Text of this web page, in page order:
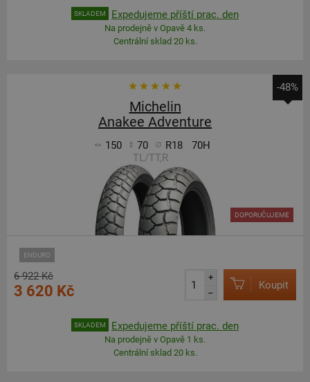
SKLADEM Expedujeme příští prac. den
Na prodejně v Opavě 4 ks.
Centrální sklad 20 ks.
-48%
Michelin
Anakee Adventure
150 70 R18
70H
TL/TT,R
ENDURO
DOPORUČUJEME
6 922 Kč
3 620 Kč
+
–
Koupit
SKLADEM Expedujeme příští prac. den
Na prodejně v Opavě 1 ks.
Centrální sklad 20 ks.